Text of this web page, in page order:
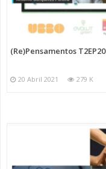
(Re)Pensamentos T2EP20
20 Abril 2021 279 K